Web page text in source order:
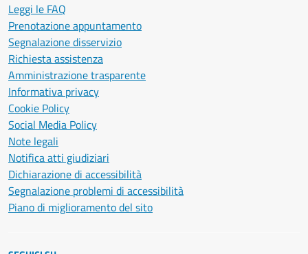
Leggi le FAQ
Prenotazione appuntamento
Segnalazione disservizio
Richiesta assistenza
Amministrazione trasparente
Informativa privacy
Cookie Policy
Social Media Policy
Note legali
Notifica atti giudiziari
Dichiarazione di accessibilità
Segnalazione problemi di accessibilità
Piano di miglioramento del sito